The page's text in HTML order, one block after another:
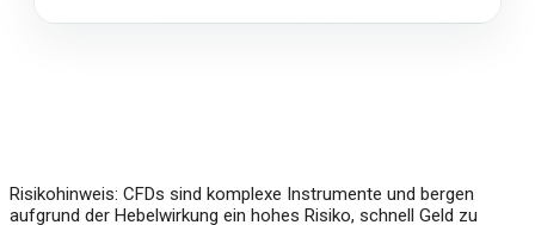
Risikohinweis: CFDs sind komplexe Instrumente und bergen
aufgrund der Hebelwirkung ein hohes Risiko, schnell Geld zu